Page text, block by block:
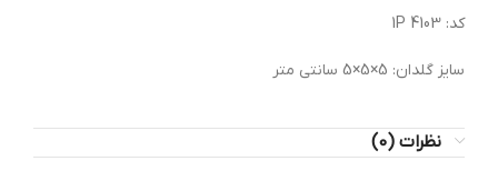
کد: 1P 4103
سایز گلدان: 5×5×5 سانتی متر
نظرات (0)